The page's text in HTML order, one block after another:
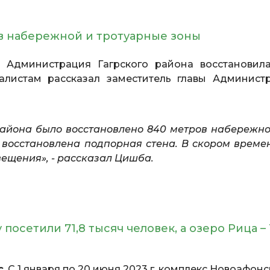
набережной и тротуарные зоны
Администрация Гагрского района
рассказал заместитель главы
было восстановлено 840 метров
подпорная стена. В скором
- рассказал Цишба.
71,8 тысяч человек, а озеро Рица –